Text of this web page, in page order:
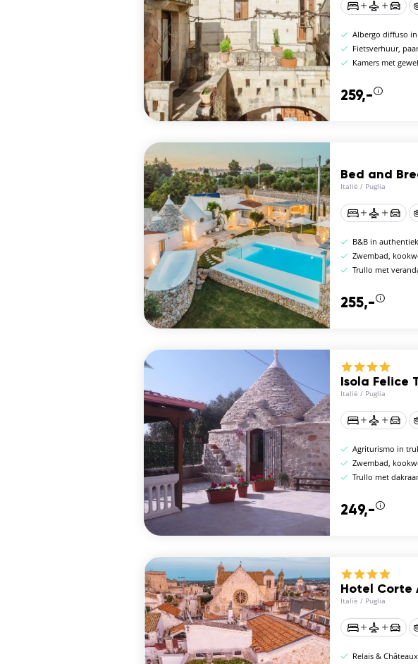
Albergo diffuso in
Fietsverhuur, paardrijden
Kamers met gewelfde
259,-
Bed and
Italië / Puglia
B&B in authentieke
Zwembad,
Trullo met veranda, bbq
255,-
Isola Felice
Italië / Puglia
Agriturismo in trulli bij
Zwembad, kookworkshops
Trullo met dakraam voor
249,-
Hotel Corte
Italië / Puglia
Relais & Châteaux palazzo,